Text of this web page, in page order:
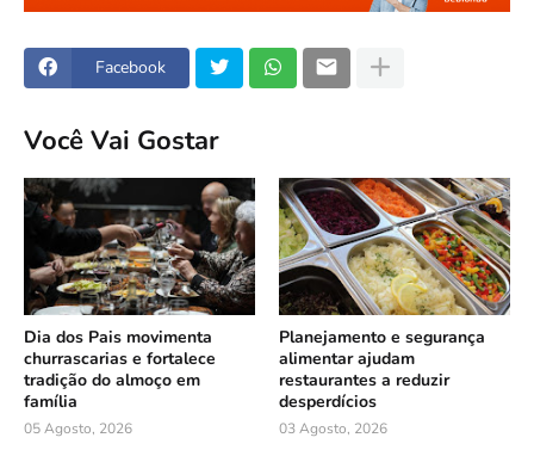
Facebook
Você Vai Gostar
Dia dos Pais movimenta
churrascarias e fortalece
tradição do almoço em
família
05 Agosto, 2026
Planejamento e segurança
alimentar ajudam
restaurantes a reduzir
desperdícios
03 Agosto, 2026